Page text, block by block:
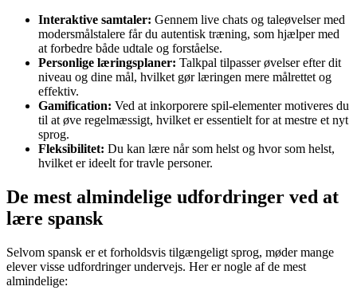
Interaktive samtaler: Gennem live chats og taleøvelser med
modersmålstalere får du autentisk træning, som hjælper med
at forbedre både udtale og forståelse.
Personlige læringsplaner: Talkpal tilpasser øvelser efter dit
niveau og dine mål, hvilket gør læringen mere målrettet og
effektiv.
Gamification: Ved at inkorporere spil-elementer motiveres du
til at øve regelmæssigt, hvilket er essentielt for at mestre et nyt
sprog.
Fleksibilitet: Du kan lære når som helst og hvor som helst,
hvilket er ideelt for travle personer.
De mest almindelige udfordringer ved at
lære spansk
Selvom spansk er et forholdsvis tilgængeligt sprog, møder mange
elever visse udfordringer undervejs. Her er nogle af de mest
almindelige: